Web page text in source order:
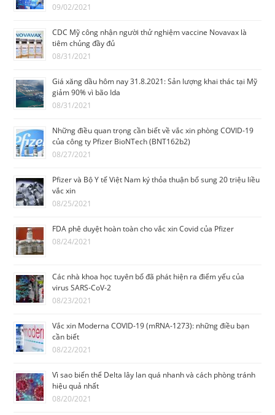
09/02/2021
CDC Mỹ công nhận người thử nghiệm vaccine Novavax là
tiêm chủng đầy đủ
08/31/2021
Giá xăng dầu hôm nay 31.8.2021: Sản lượng khai thác tại Mỹ
giảm 90% vì bão Ida
08/31/2021
Những điều quan trọng cần biết về vắc xin phòng COVID-19
của công ty Pfizer BioNTech (BNT162b2)
08/27/2021
Pfizer và Bộ Y tế Việt Nam ký thỏa thuận bổ sung 20 triệu liều
vắc xin
08/25/2021
FDA phê duyệt hoàn toàn cho vắc xin Covid của Pfizer
08/24/2021
Các nhà khoa học tuyêп bố đã phát hiện ra điểm yếu của
virus SARS-CoV-2
08/23/2021
Vắc xin Moderna COVID-19 (mRNA-1273): những điều bạn
cần biết
08/22/2021
Vì sao biến thể Delta lây lan quá nhanh và cách phòng tránh
hiệu quả nhất
08/20/2021